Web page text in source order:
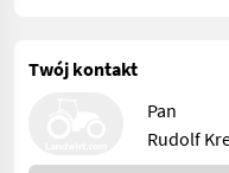
Twój kontakt
Pan
Rudolf